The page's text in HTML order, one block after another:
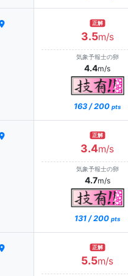
正解
3.5m/s
気象予報士の卵
4.4m/s
163 / 200 pts
正解
3.4m/s
気象予報士の卵
4.7m/s
131 / 200 pts
正解
5.5m/s